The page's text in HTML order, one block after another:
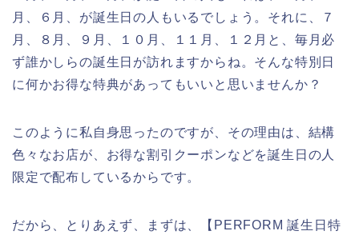
月、６月、が誕生日の人もいるでしょう。それに、７
月、８月、９月、１０月、１１月、１２月と、毎月必
ず誰かしらの誕生日が訪れますからね。そんな特別日
に何かお得な特典があってもいいと思いませんか？
このように私自身思ったのですが、その理由は、結構
色々なお店が、お得な割引クーポンなどを誕生日の人
限定で配布しているからです。
だから、とりあえず、まずは、【PERFORM 誕生日特